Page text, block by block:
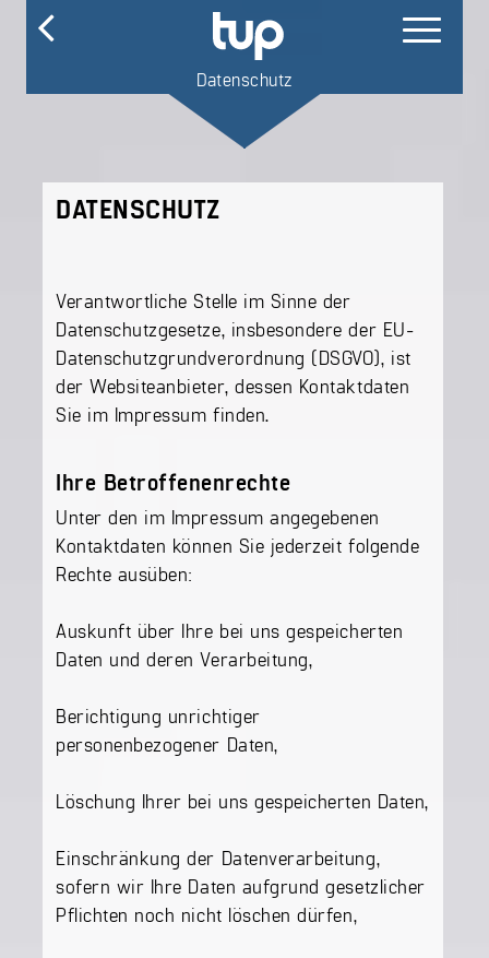
Datenschutz
DATENSCHUTZ
Verantwortliche Stelle im Sinne der
Datenschutzgesetze, insbesondere der EU-
Datenschutzgrundverordnung (DSGVO), ist
der Websiteanbieter, dessen Kontaktdaten
Sie im Impressum finden.
Ihre Betroffenenrechte
Unter den im Impressum angegebenen
Kontaktdaten können Sie jederzeit folgende
Rechte ausüben:
Auskunft über Ihre bei uns gespeicherten
Daten und deren Verarbeitung,
Berichtigung unrichtiger
personenbezogener Daten,
Löschung Ihrer bei uns gespeicherten Daten,
Einschränkung der Datenverarbeitung,
sofern wir Ihre Daten aufgrund gesetzlicher
Pflichten noch nicht löschen dürfen,